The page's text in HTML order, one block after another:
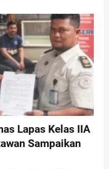
Lapas Kelas IIA
Sampaikan